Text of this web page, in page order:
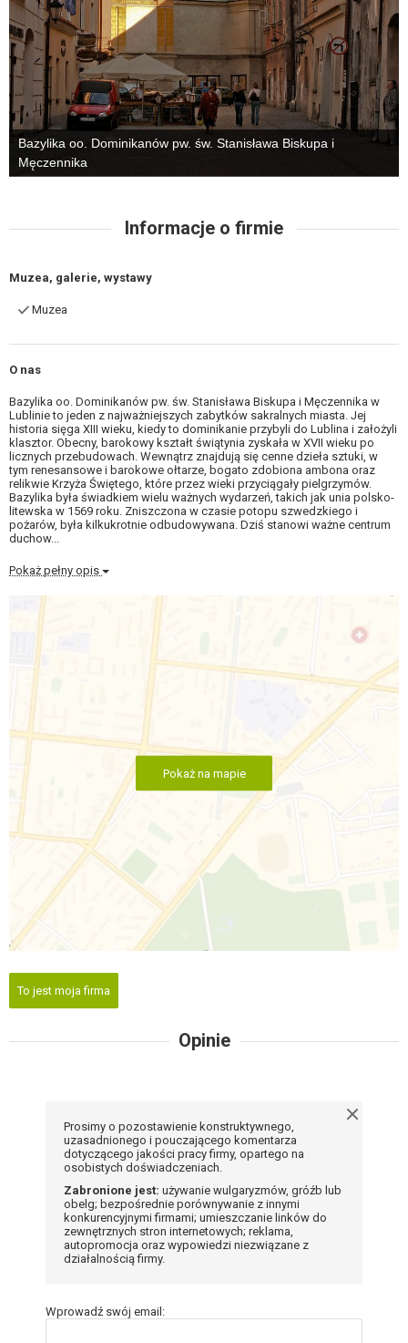
Bazylika oo. Dominikanów pw. św. Stanisława Biskupa i
Męczennika
Informacje o firmie
Muzea, galerie, wystawy
Muzea
O nas
Bazylika oo. Dominikanów pw. św. Stanisława Biskupa i Męczennika w
Lublinie to jeden z najważniejszych zabytków sakralnych miasta. Jej
historia sięga XIII wieku, kiedy to dominikanie przybyli do Lublina i założyli
klasztor. Obecny, barokowy kształt świątynia zyskała w XVII wieku po
licznych przebudowach. Wewnątrz znajdują się cenne dzieła sztuki, w
tym renesansowe i barokowe ołtarze, bogato zdobiona ambona oraz
relikwie Krzyża Świętego, które przez wieki przyciągały pielgrzymów.
Bazylika była świadkiem wielu ważnych wydarzeń, takich jak unia polsko-
litewska w 1569 roku. Zniszczona w czasie potopu szwedzkiego i
pożarów, była kilkukrotnie odbudowywana. Dziś stanowi ważne centrum
duchow...
Pokaż pełny opis
Pokaż na mapie
To jest moja firma
Opinie
Prosimy o pozostawienie konstruktywnego,
uzasadnionego i pouczającego komentarza
dotyczącego jakości pracy firmy, opartego na
osobistych doświadczeniach.
Zabronione jest: używanie wulgaryzmów, gróźb lub
obelg; bezpośrednie porównywanie z innymi
konkurencyjnymi firmami; umieszczanie linków do
zewnętrznych stron internetowych; reklama,
autopromocja oraz wypowiedzi niezwiązane z
działalnością firmy.
Wprowadź swój email: